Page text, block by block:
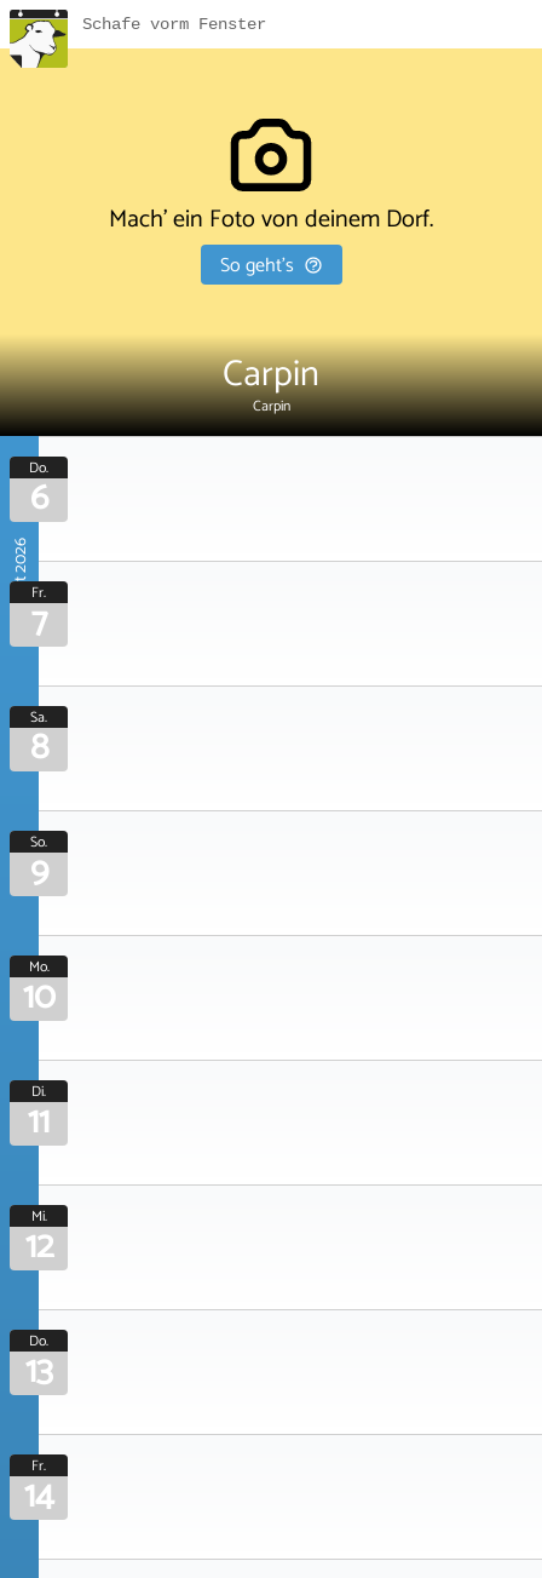
Schafe vorm Fenster
Mach' ein Foto von deinem Dorf.
So geht's
Carpin
Carpin
August 2026
Do.
6
Fr.
7
Sa.
8
So.
9
Mo.
10
Di.
11
Mi.
12
Do.
13
Fr.
14